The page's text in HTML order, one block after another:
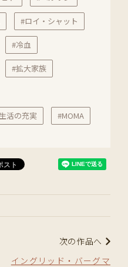
#ロイ・シャット
#冷血
#拡大家族
活の充実 #MOMA
次の作品へ
イングリッド・バーグマ